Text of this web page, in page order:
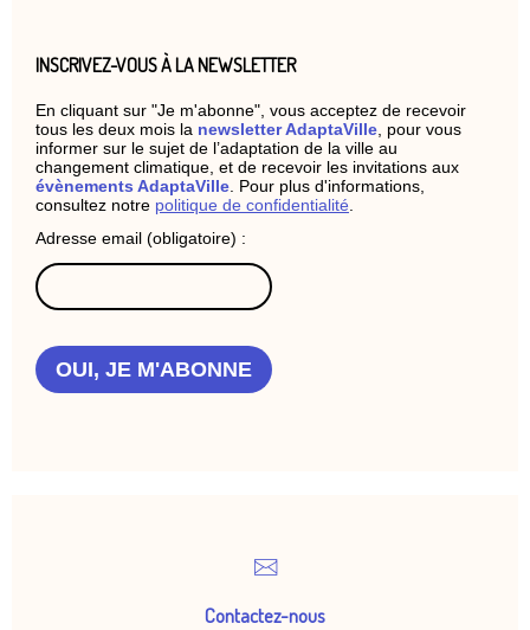
INSCRIVEZ-VOUS À LA NEWSLETTER
En cliquant sur "Je m'abonne", vous acceptez de recevoir
tous les deux mois la newsletter AdaptaVille , pour vous
informer sur le sujet de l’adaptation de la ville au
changement climatique, et de recevoir les invitations aux
évènements AdaptaVille . Pour plus d'informations,
consultez notre politique de confidentialité
Adresse email (obligatoire) :
OUI, JE M'ABONNE
Contactez-nous